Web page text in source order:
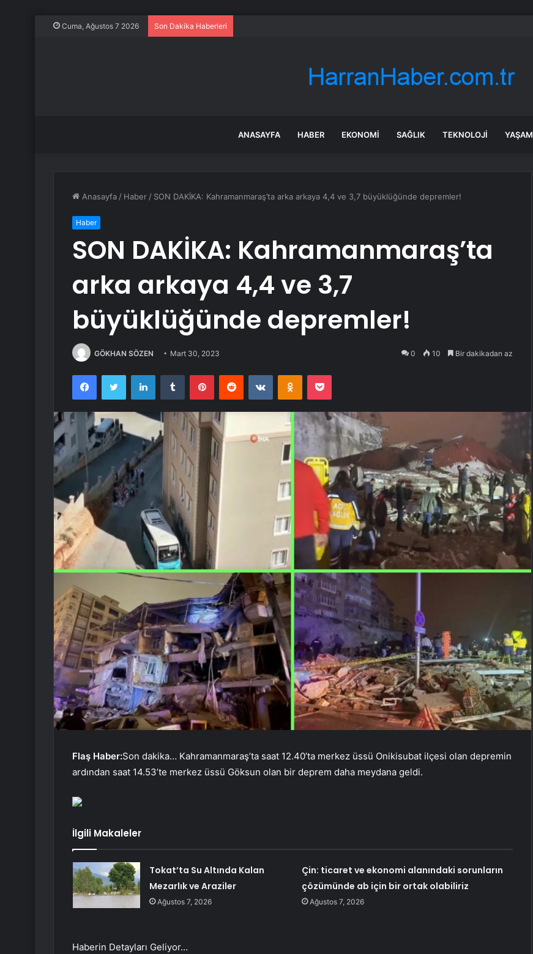
Cuma, Ağustos 7 2026 Son Dakika Haberleri
ANASAYFA HABER EKONOMI SAĞLIK TEKNOLOJI YAŞAM
Anasayfa / Haber / SON DAKİKA: Kahramanmaraş’ta arka arkaya 4,4 ve 3,7 büyüklüğünde depremler!
Haber
SON DAKİKA: Kahramanmaraş’ta
arka arkaya 4,4 ve 3,7
büyüklüğünde depremler!
GÖKHAN SÖZEN Mart 30, 2023 0 10 Bir dakikadan az
FacebookTwitter LinkedInTumblr PinterestReddit VKontakteOdnoklassniki
Pocket
Flaş Haber:Son dakika… Kahramanmaraş’ta saat 12.40’ta merkez üssü Onikisubat ilçesi olan depremin
ardından saat 14.53’te merkez üssü Göksun olan bir deprem daha meydana geldi.
İlgili Makaleler
Tokat’ta Su Altında Kalan
Mezarlık ve Araziler
Ağustos 7, 2026
Çin: ticaret ve ekonomi alanındaki sorunların
çözümünde ab için bir ortak olabiliriz
Ağustos 7, 2026
Haberin Detayları Geliyor…